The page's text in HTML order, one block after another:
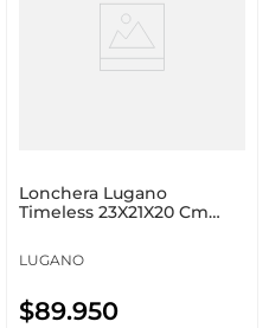
Lonchera Lugano
Timeless 23X21X20 Cm
Xm202856
LUGANO
$89.950